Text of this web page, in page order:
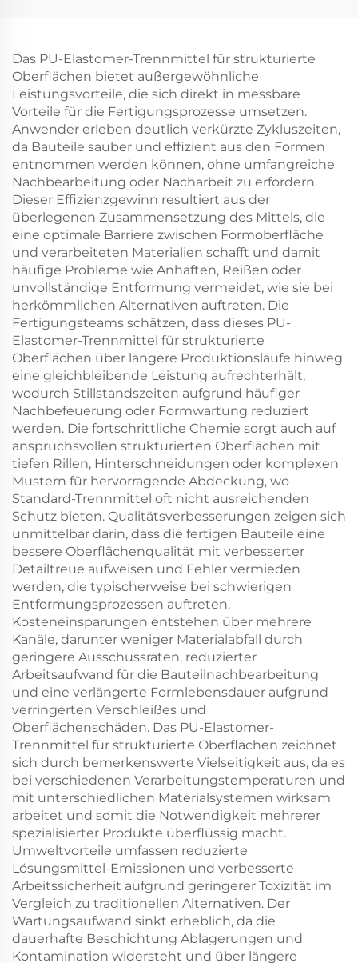
Das PU-Elastomer-Trennmittel für strukturierte
Oberflächen bietet außergewöhnliche
Leistungsvorteile, die sich direkt in messbare
Vorteile für die Fertigungsprozesse umsetzen.
Anwender erleben deutlich verkürzte Zykluszeiten,
da Bauteile sauber und effizient aus den Formen
entnommen werden können, ohne umfangreiche
Nachbearbeitung oder Nacharbeit zu erfordern.
Dieser Effizienzgewinn resultiert aus der
überlegenen Zusammensetzung des Mittels, die
eine optimale Barriere zwischen Formoberfläche
und verarbeiteten Materialien schafft und damit
häufige Probleme wie Anhaften, Reißen oder
unvollständige Entformung vermeidet, wie sie bei
herkömmlichen Alternativen auftreten. Die
Fertigungsteams schätzen, dass dieses PU-
Elastomer-Trennmittel für strukturierte
Oberflächen über längere Produktionsläufe hinweg
eine gleichbleibende Leistung aufrechterhält,
wodurch Stillstandszeiten aufgrund häufiger
Nachbefeuerung oder Formwartung reduziert
werden. Die fortschrittliche Chemie sorgt auch auf
anspruchsvollen strukturierten Oberflächen mit
tiefen Rillen, Hinterschneidungen oder komplexen
Mustern für hervorragende Abdeckung, wo
Standard-Trennmittel oft nicht ausreichenden
Schutz bieten. Qualitätsverbesserungen zeigen sich
unmittelbar darin, dass die fertigen Bauteile eine
bessere Oberflächenqualität mit verbesserter
Detailtreue aufweisen und Fehler vermieden
werden, die typischerweise bei schwierigen
Entformungsprozessen auftreten.
Kosteneinsparungen entstehen über mehrere
Kanäle, darunter weniger Materialabfall durch
geringere Ausschussraten, reduzierter
Arbeitsaufwand für die Bauteilnachbearbeitung
und eine verlängerte Formlebensdauer aufgrund
verringerten Verschleißes und
Oberflächenschäden. Das PU-Elastomer-
Trennmittel für strukturierte Oberflächen zeichnet
sich durch bemerkenswerte Vielseitigkeit aus, da es
bei verschiedenen Verarbeitungstemperaturen und
mit unterschiedlichen Materialsystemen wirksam
arbeitet und somit die Notwendigkeit mehrerer
spezialisierter Produkte überflüssig macht.
Umweltvorteile umfassen reduzierte
Lösungsmittel-Emissionen und verbesserte
Arbeitssicherheit aufgrund geringerer Toxizität im
Vergleich zu traditionellen Alternativen. Der
Wartungsaufwand sinkt erheblich, da die
dauerhafte Beschichtung Ablagerungen und
Kontamination widersteht und über längere